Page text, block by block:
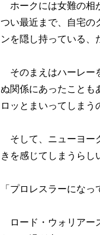
ホークには女難の相
つい最近まで、自宅の
ンを隠し持っている、
そのまえはハーレー
ぬ関係にあったことも
ロッとまいってしまう
そして、ニューヨー
きを感じてしまうらし
「プロレスラーにな
ロード・ウォリアー